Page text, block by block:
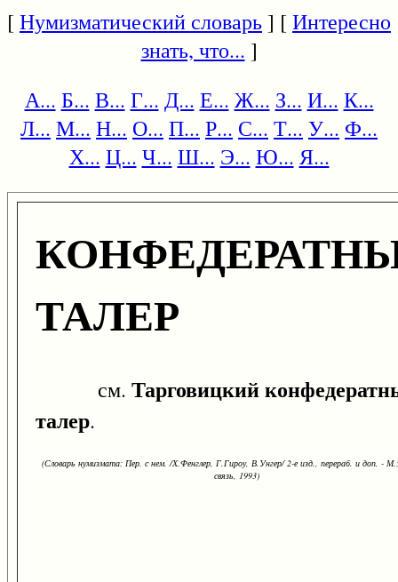
[Нумизматический словарь] [Интересно
знать, что... ]
А... Б... В... Г... Д... Е... Ж... З... И... К...
Л... М... Н... О... П... Р... С... Т... У... Ф...
Х... Ц... Ч... Ш... Э... Ю... Я...
ТАЛЕР
см. Тарговицкий
талер.
(Словарь нумизмата: Пер. с нем. /Х.Фенглер, Г.Гироу, В.Унгер/ 2-е изд., перераб. и доп. -
связь, 1993)